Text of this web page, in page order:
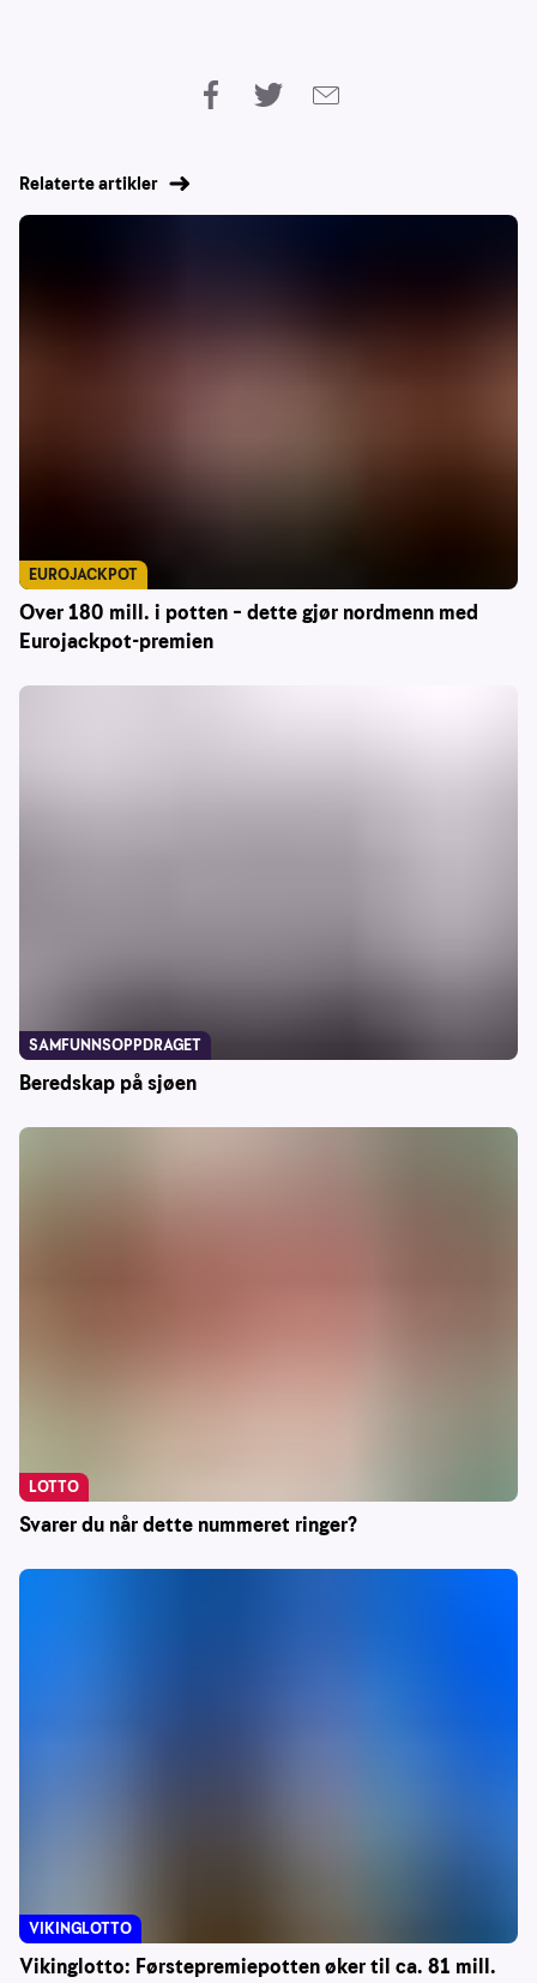
Relaterte artikler
Over 180 mill. i potten – dette gjør nordmenn med
Eurojackpot-premien
EUROJACKPOT
Beredskap på sjøen
SAMFUNNSOPPDRAGET
Svarer du når dette nummeret ringer?
LOTTO
Vikinglotto: Førstepremiepotten øker til ca. 81 mill.
VIKINGLOTTO